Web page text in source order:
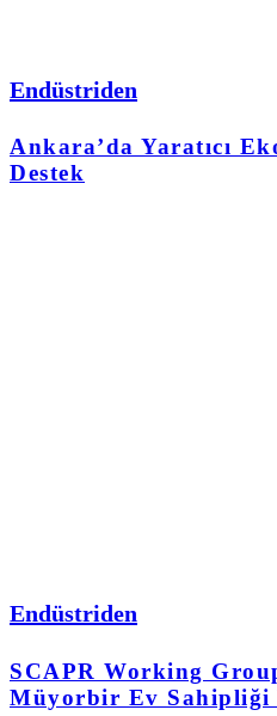
Endüstriden
Ankara’da Yaratıcı
Destek
Endüstriden
SCAPR Working
Müyorbir Ev Sahipliği